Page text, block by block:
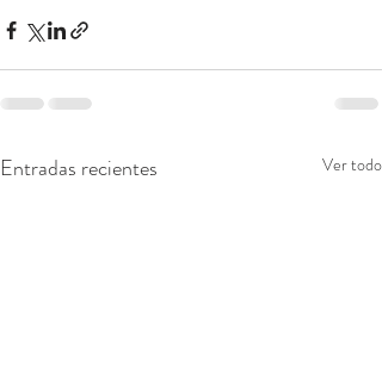
Entradas recientes Ver todo